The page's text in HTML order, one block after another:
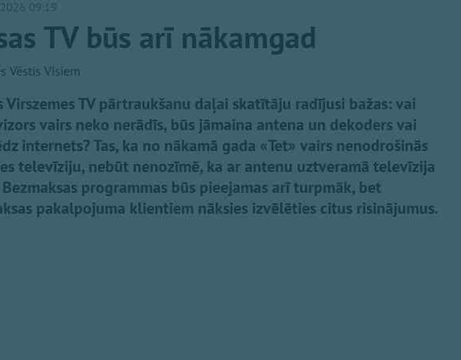
09:19
TV būs arī nākamgad
Vēstis Visiem
Virszemes TV pārtraukšanu daļai skatītāju radījusi bažas: vai
vairs neko nerādīs, būs jāmaina antena un dekoders vai
internets? Tas, ka no nākamā gada «Tet» vairs nenodrošinās
televīziju, nebūt nenozīmē, ka ar antenu uztveramā televīzija
programmas būs pieejamas arī turpmāk, bet
pakalpojuma klientiem nāksies izvēlēties citus risinājumus.